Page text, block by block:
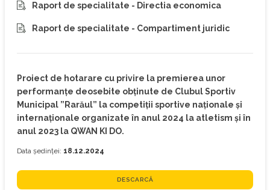
Raport de specialitate - Directia economica
Raport de specialitate - Compartiment juridic
Proiect de hotarare cu privire la premierea unor
performanțe deosebite obținute de Clubul Sportiv
Municipal ”Rarăul” la competiții sportive naționale și
internaționale organizate în anul 2024 la atletism și în
anul 2023 la QWAN KI DO.
Data ședinței: 18.12.2024
DESCARCĂ